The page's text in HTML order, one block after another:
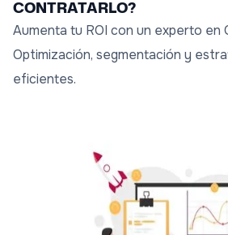
CONTRATARLO?
Aumenta tu ROI con un experto en
Optimización, segmentación y
eficientes.